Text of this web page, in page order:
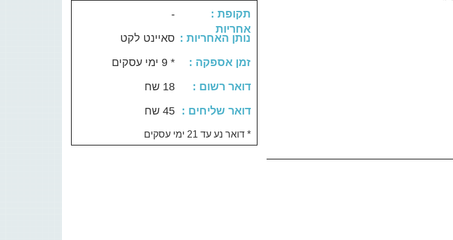
: תקופת
אחריות
-
: נותן האחריות
סאיינט לקט
: זמן אספקה
* 9 ימי עסקים
: דואר רשום
18 שח
: דואר שליחים
45 שח
דואר נע עד 21 ימי עסקים *